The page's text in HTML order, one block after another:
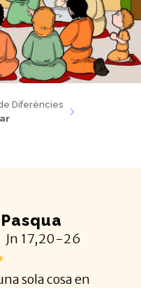
Diferències
Jn 17,20-26
sola cosa en